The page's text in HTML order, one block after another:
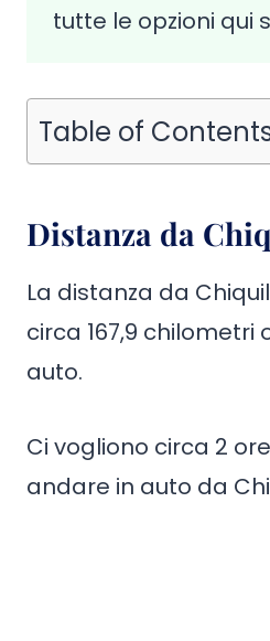
tutte le opzioni qui
Table of
Distanza da
La distanza da
circa 167,9 chilometri
auto.
Ci vogliono circa 2
andare in auto da